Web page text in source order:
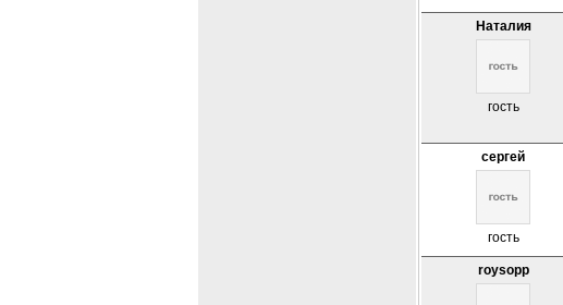
Наталия
гость
сергей
гость
roysopp